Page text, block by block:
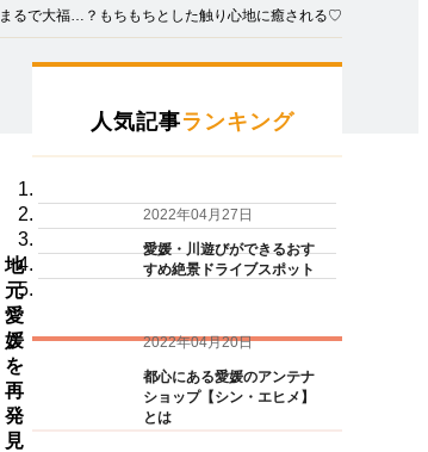
まるで大福…？もちもちとした触り心地に癒される♡
人気記事ランキング
2022年04月27日
愛媛・川遊びができるおす
すめ絶景ドライブスポット
2022年04月20日
都心にある愛媛のアンテナ
ショップ【シン・エヒメ】
とは
地
元
愛
媛
を
再
発
見